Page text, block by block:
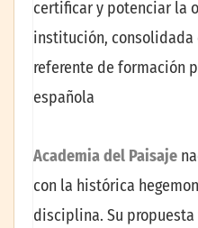
certificar y potenciar la
institución,
referente de formación
española
Academia del Paisaje
con la histórica
disciplina. Su